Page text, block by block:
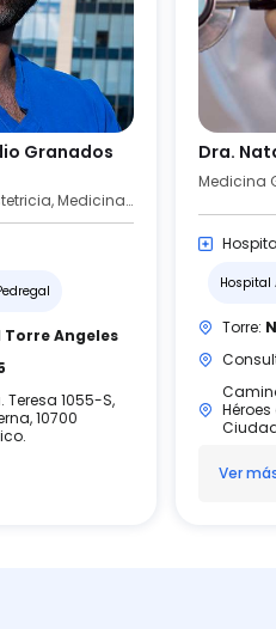
Granados
Ginecología y Obstetricia, Medicina General
Torre Angeles
1055-S,
10700
Dra.
Medicina
Hospital
Torre:
Héroes
Ver